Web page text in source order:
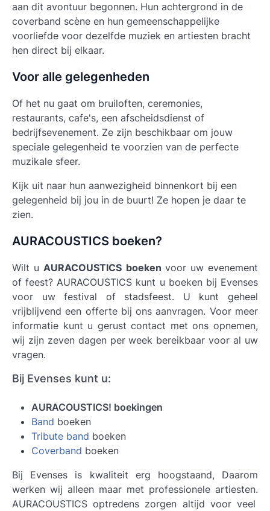
aan dit avontuur begonnen. Hun achtergrond in de
coverband scène en hun gemeenschappelijke
voorliefde voor dezelfde muziek en artiesten bracht
hen direct bij elkaar.
Voor alle gelegenheden
Of het nu gaat om bruiloften, ceremonies,
restaurants, cafe's, een afscheidsdienst of
bedrijfsevenement. Ze zijn beschikbaar om jouw
speciale gelegenheid te voorzien van de perfecte
muzikale sfeer.
Kijk uit naar hun aanwezigheid binnenkort bij een
gelegenheid bij jou in de buurt! Ze hopen je daar te
zien.
AURACOUSTICS boeken?
Wilt uAURACOUSTICS boeken voor uw evenement
of feest? AURACOUSTICS kunt u boeken bij Evenses
voor uw festival of stadsfeest. U kunt geheel
vrijblijvend een offerte bij ons aanvragen. Voor meer
informatie kunt u gerust contact met ons opnemen,
wij zijn zeven dagen per week bereikbaar voor al uw
vragen.
Bij Evenses kunt u:
AURACOUSTICS! boekingen
Band boeken
Tribute band boeken
Coverband boeken
Bij Evenses is kwaliteit erg hoogstaand, Daarom
werken wij alleen maar met professionele artiesten.
AURACOUSTICS optredens zorgen altijd voor veel